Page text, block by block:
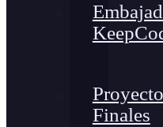
Finales